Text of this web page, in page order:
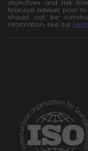
objectives and risk
financial adviser prior
should not be
information, see our